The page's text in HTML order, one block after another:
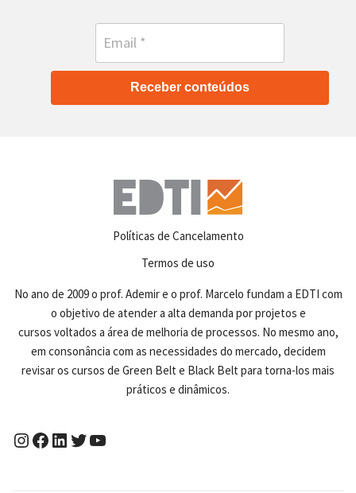
Receber conteúdos
Políticas de Cancelamento
Termos de uso
No ano de 2009 o prof. Ademir e o prof. Marcelo fundam a EDTI com
o objetivo de atender a alta demanda por projetos e
cursos voltados a área de melhoria de processos. No mesmo ano,
em consonância com as necessidades do mercado, decidem
revisar os cursos de Green Belt e Black Belt para torna-los mais
práticos e dinâmicos.